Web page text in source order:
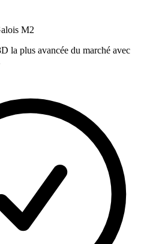
M2
la plus avancée du marché avec